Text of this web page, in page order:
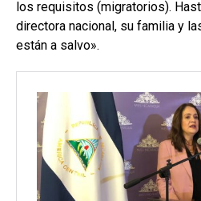
los requisitos (migratorios).
directora nacional, su familia y
están a salvo».